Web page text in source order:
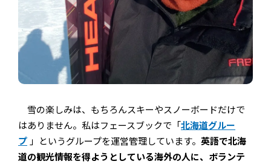
雪の楽しみは、もちろんスキーやスノーボードだけで
はありません。私はフェースブックで「 北海道グルー
プ 」というグループを運営管理しています。 英語で北海
道の観光情報を得ようとしている海外の人に、ボランテ